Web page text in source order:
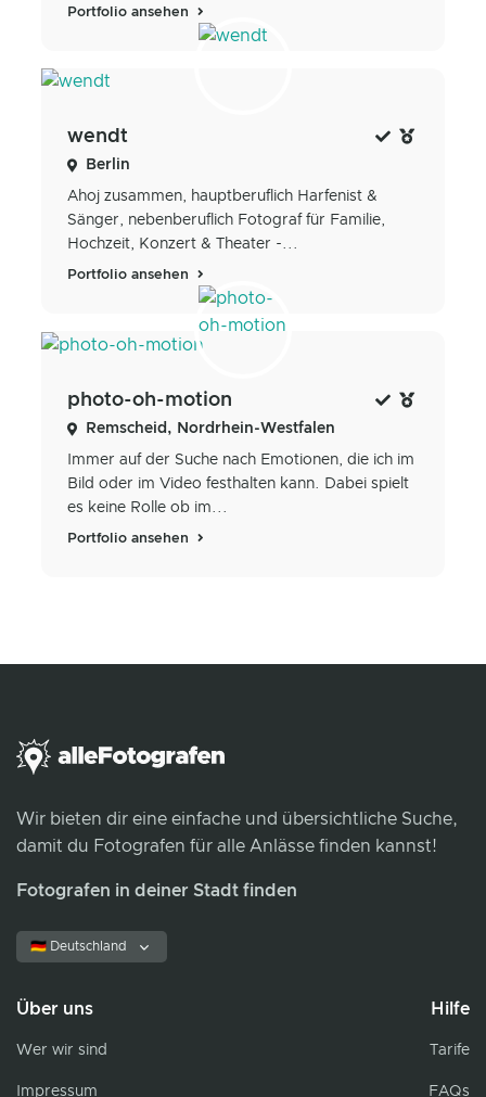
Portfolio ansehen
wendt
Berlin
Ahoj zusammen, hauptberuflich Harfenist &
Sänger, nebenberuflich Fotograf für Familie,
Hochzeit, Konzert & Theater -...
Portfolio ansehen
photo-oh-motion
Remscheid, Nordrhein-Westfalen
Immer auf der Suche nach Emotionen, die ich im
Bild oder im Video festhalten kann. Dabei spielt
es keine Rolle ob im...
Portfolio ansehen
Wir bieten dir eine einfache und übersichtliche Suche,
damit du Fotografen für alle Anlässe finden kannst!
Fotografen in deiner Stadt finden
🇩🇪 Deutschland
Über uns
Wer wir sind
Impressum
Hilfe
Tarife
FAQs